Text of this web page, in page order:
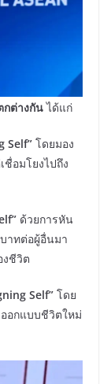
กต่างกันได้แก่
โดยมอง
อมโยงไปถึง
ด้วยการหัน
าทต่อผู้อื่นมา
ชีวิต
Self” โดย
อกแบบชีวิตใหม่